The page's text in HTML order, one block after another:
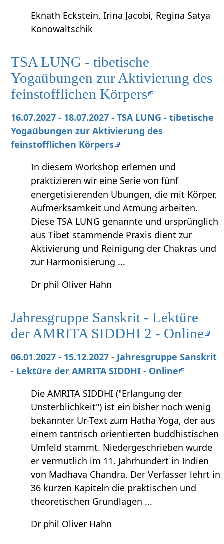
Eknath Eckstein, Irina Jacobi, Regina Satya
Konowaltschik
TSA LUNG - tibetische
Yogaübungen zur Aktivierung des
feinstofflichen Körpers
16.07.2027 - 18.07.2027 - TSA LUNG - tibetische
Yogaübungen zur Aktivierung des
feinstofflichen Körpers
In diesem Workshop erlernen und
praktizieren wir eine Serie von fünf
energetisierenden Übungen, die mit Körper,
Aufmerksamkeit und Atmung arbeiten.
Diese TSA LUNG genannte und ursprünglich
aus Tibet stammende Praxis dient zur
Aktivierung und Reinigung der Chakras und
zur Harmonisierung ...
Dr phil Oliver Hahn
Jahresgruppe Sanskrit - Lektüre
der AMRITA SIDDHI 2 - Online
06.01.2027 - 15.12.2027 - Jahresgruppe Sanskrit
- Lektüre der AMRITA SIDDHI - Online
Die AMRITA SIDDHI ("Erlangung der
Unsterblichkeit") ist ein bisher noch wenig
bekannter Ur-Text zum Hatha Yoga, der aus
einem tantrisch orientierten buddhistischen
Umfeld stammt. Niedergeschrieben wurde
er vermutlich im 11. Jahrhundert in Indien
von Madhava Chandra. Der Verfasser lehrt in
36 kurzen Kapiteln die praktischen und
theoretischen Grundlagen ...
Dr phil Oliver Hahn